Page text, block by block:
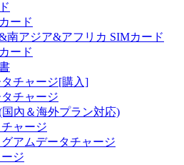
ード
南アジア&アフリカ SIMカード
ード
チャージ[購入]
チャージ
內＆海外プラン対応)
ャージ
アムデータチャージ
ジ